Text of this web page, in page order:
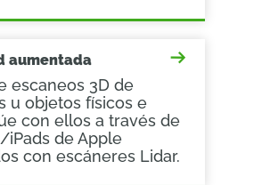
aumentada
escaneos 3D de
u objetos físicos e
con ellos a través de
iPads de Apple
con escáneres Lidar.